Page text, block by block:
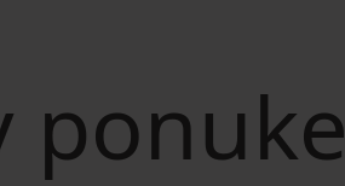
ponuke